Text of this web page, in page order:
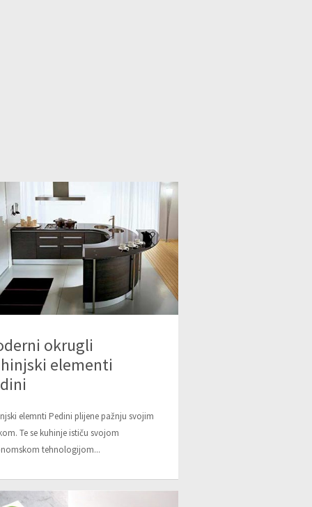
okrugli
elementi
elemnti Pedini plijene pažnju svojim
Te se kuhinje ističu svojom
tehnologijom...